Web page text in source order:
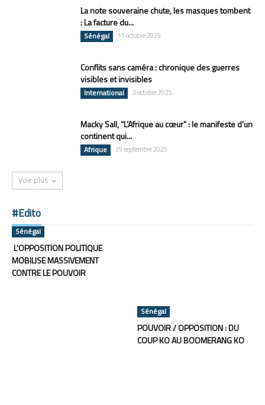
La note souveraine chute, les masques tombent
: La facture du...
Sénégal 11 octobre 2025
Conflits sans caméra : chronique des guerres
visibles et invisibles
International 3 octobre 2025
Macky Sall, “L’Afrique au cœur” : le manifeste d’un
continent qui...
Afrique 29 septembre 2025
Voir plus
#Edito
Sénégal
L’OPPOSITION POLITIQUE
MOBILISE MASSIVEMENT
CONTRE LE POUVOIR
Sénégal
POUVOIR / OPPOSITION : DU
COUP KO AU BOOMERANG KO